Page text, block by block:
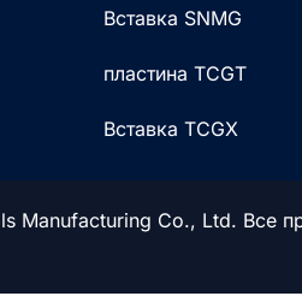
Вставка SNMG
пластина TCGT
Вставка TCGX
Manufacturing Co., Ltd. Все